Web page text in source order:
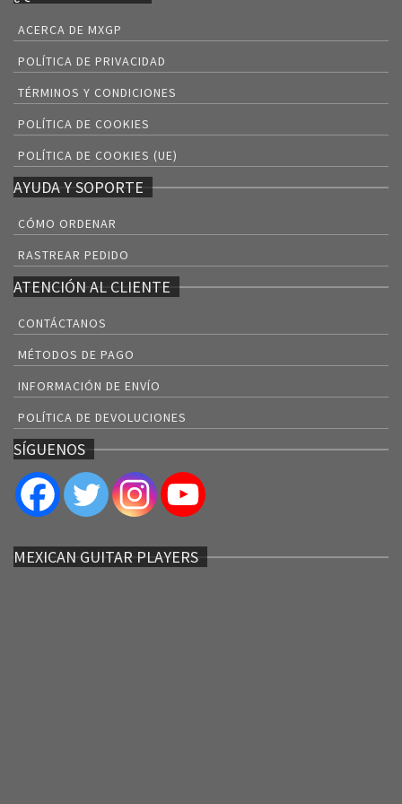
ACERCA DE MXGP
POLÍTICA DE PRIVACIDAD
TÉRMINOS Y CONDICIONES
POLÍTICA DE COOKIES
POLÍTICA DE COOKIES (UE)
AYUDA Y SOPORTE
CÓMO ORDENAR
RASTREAR PEDIDO
ATENCIÓN AL CLIENTE
CONTÁCTANOS
MÉTODOS DE PAGO
INFORMACIÓN DE ENVÍO
POLÍTICA DE DEVOLUCIONES
SÍGUENOS
MEXICAN GUITAR PLAYERS